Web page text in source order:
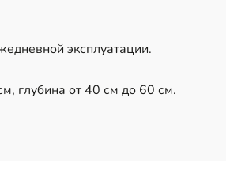
эксплуатации.
глубина от 40 см до 60 см.